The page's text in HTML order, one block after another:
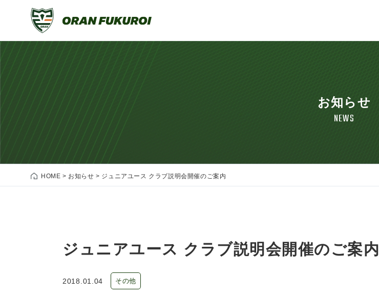
お知らせ
NEWS
HOME > お知らせ > ジュニアユース クラブ説明会開催のご案内
ジュニアユース クラブ説明会開催のご案内
2018.01.04 その他